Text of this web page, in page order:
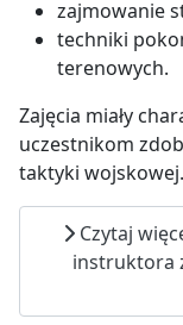
zajmowanie
techniki
terenowych.
Zajęcia miały
uczestnikom
taktyki wojskowej.
Czytaj
instruktora